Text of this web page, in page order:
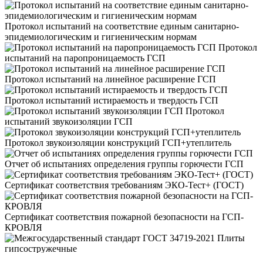
Протокол испытаний на соответствие единым санитарно-
эпидемиологическим и гигиеническим нормам
Протокол
испытаний на паропроницаемость ГСП
Протокол испытаний на линейное расширение ГСП
Протокол испытаний истираемость и твердость ГСП
Протокол
испытаний звукоизоляции ГСП
Протокол звукоизоляции конструкций ГСП+утеплитель
Отчет об испытаниях определения группы горючести ГСП
Сертификат соответствия требованиям ЭКО-Тест+ (ГОСТ)
Сертификат соответствия пожарной безопасности на ГСП-
КРОВЛЯ